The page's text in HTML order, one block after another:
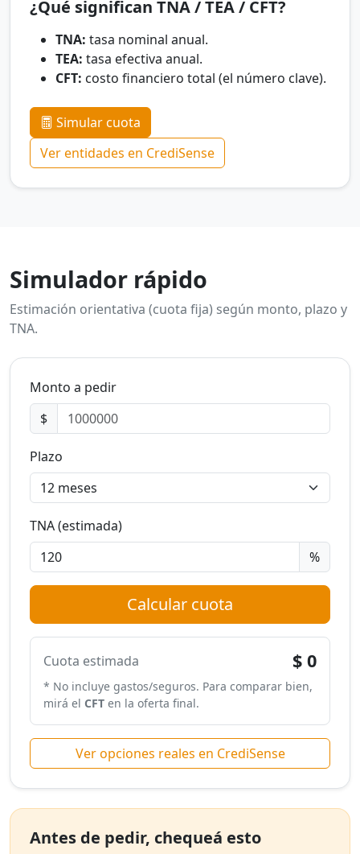
¿Qué significan TNA / TEA / CFT?
TNA: tasa nominal anual.
TEA: tasa efectiva anual.
CFT: costo financiero total (el número clave).
Simular cuota
Ver entidades en CrediSense
Simulador rápido
Estimación orientativa (cuota fija) según monto, plazo y
TNA.
Monto a pedir
$
Plazo
TNA (estimada)
%
Calcular cuota
Cuota estimada $ 0
* No incluye gastos/seguros. Para comparar bien,
mirá el CFT en la oferta final.
Ver opciones reales en CrediSense
Antes de pedir, chequeá esto